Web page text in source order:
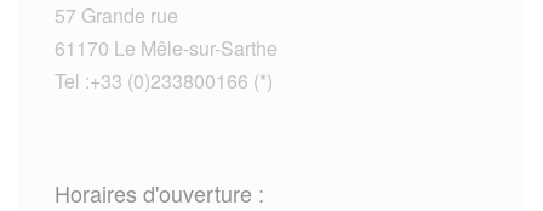
57 Grande rue
61170 Le Mêle-sur-Sarthe
Tel :+33 (0)233800166 (*)
Horaires d'ouverture :